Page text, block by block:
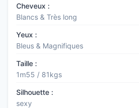
Cheveux :
Blancs & Très long
Yeux :
Bleus & Magnifiques
Taille :
1m55 / 81kgs
Silhouette :
sexy